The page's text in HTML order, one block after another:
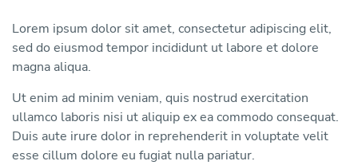
Lorem ipsum dolor sit amet, consectetur adipiscing elit,
sed do eiusmod tempor incididunt ut labore et dolore
magna aliqua.
Ut enim ad minim veniam, quis nostrud exercitation
ullamco laboris nisi ut aliquip ex ea commodo consequat.
Duis aute irure dolor in reprehenderit in voluptate velit
esse cillum dolore eu fugiat nulla pariatur.